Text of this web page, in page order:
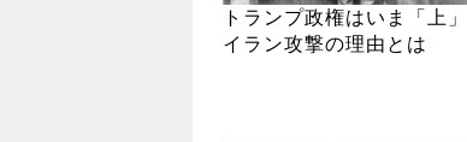
トランプ政権はいま「上」
イラン攻撃の理由とは